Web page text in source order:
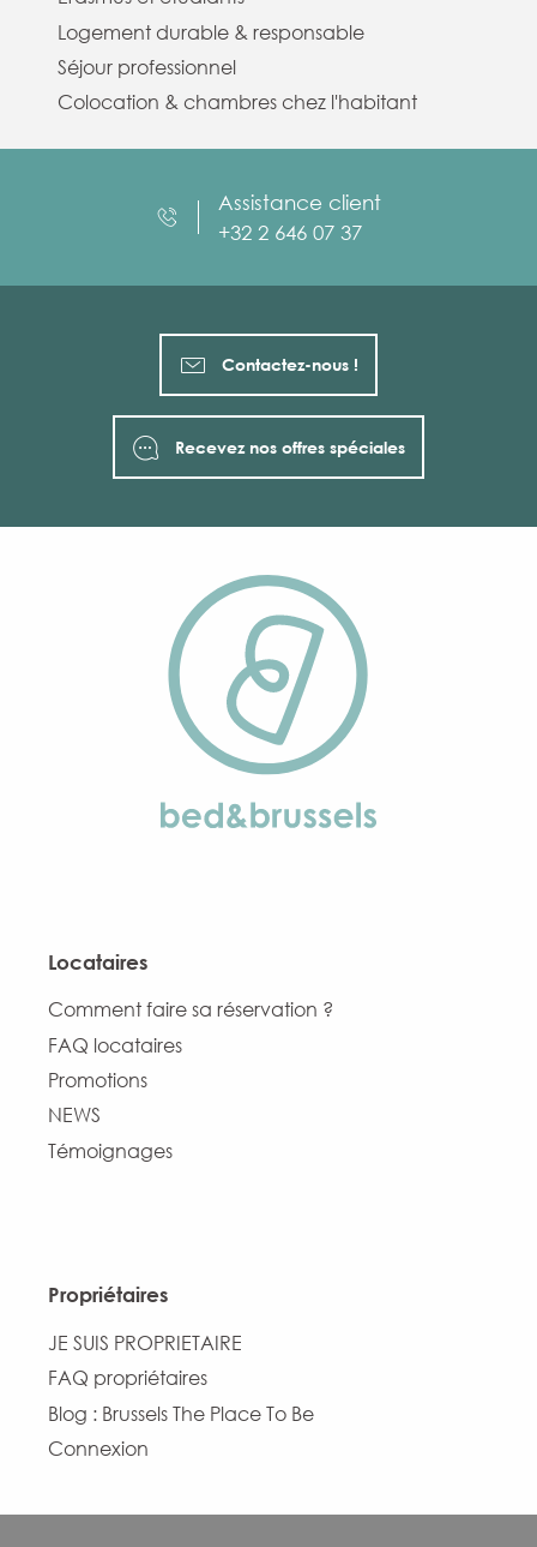
Logement durable & responsable
Séjour professionnel
Colocation & chambres chez l'habitant
Assistance client
+32 2 646 07 37
Contactez-nous !
Recevez nos offres spéciales
Locataires
Comment faire sa réservation ?
FAQ locataires
Promotions
NEWS
Témoignages
Propriétaires
JE SUIS PROPRIETAIRE
FAQ propriétaires
Blog : Brussels The Place To Be
Connexion